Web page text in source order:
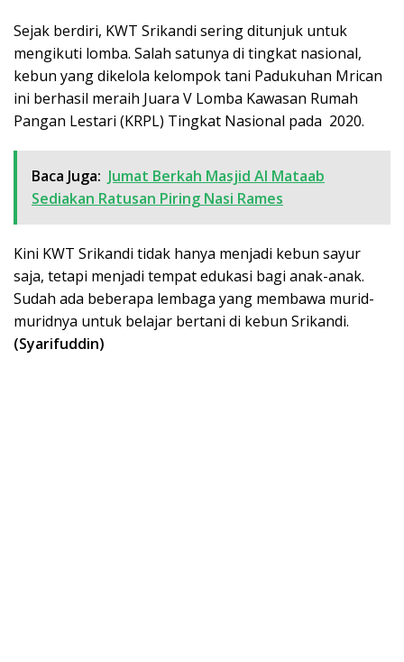
Sejak berdiri, KWT Srikandi sering ditunjuk untuk
mengikuti lomba. Salah satunya di tingkat nasional,
kebun yang dikelola kelompok tani Padukuhan Mrican
ini berhasil meraih Juara V Lomba Kawasan Rumah
Pangan Lestari (KRPL) Tingkat Nasional pada 2020.
Baca Juga: Jumat Berkah Masjid Al Mataab
Sediakan Ratusan Piring Nasi Rames
Kini KWT Srikandi tidak hanya menjadi kebun sayur
saja, tetapi menjadi tempat edukasi bagi anak-anak.
Sudah ada beberapa lembaga yang membawa murid-
muridnya untuk belajar bertani di kebun Srikandi.
(Syarifuddin)